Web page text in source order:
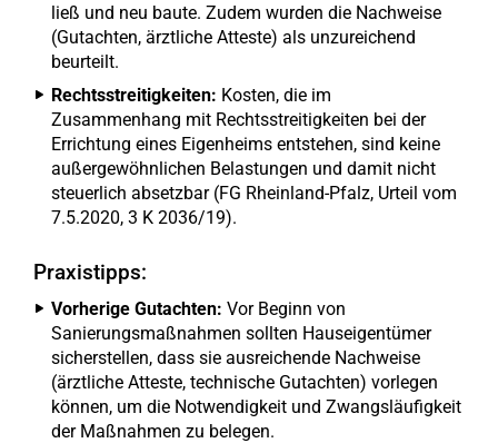
ließ und neu baute. Zudem wurden die Nachweise
(Gutachten, ärztliche Atteste) als unzureichend
beurteilt.
Rechtsstreitigkeiten: Kosten, die im
Zusammenhang mit Rechtsstreitigkeiten bei der
Errichtung eines Eigenheims entstehen, sind keine
außergewöhnlichen Belastungen und damit nicht
steuerlich absetzbar (FG Rheinland-Pfalz, Urteil vom
7.5.2020, 3 K 2036/19).
Praxistipps:
Vorherige Gutachten: Vor Beginn von
Sanierungsmaßnahmen sollten Hauseigentümer
sicherstellen, dass sie ausreichende Nachweise
(ärztliche Atteste, technische Gutachten) vorlegen
können, um die Notwendigkeit und Zwangsläufigkeit
der Maßnahmen zu belegen.